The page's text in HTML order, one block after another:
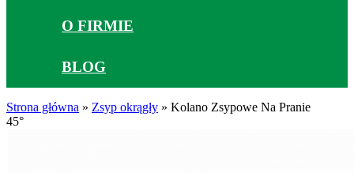
O FIRMIE
BLOG
Strona główna » Zsyp okrągły » Kolano Zsypowe Na Pranie
45°